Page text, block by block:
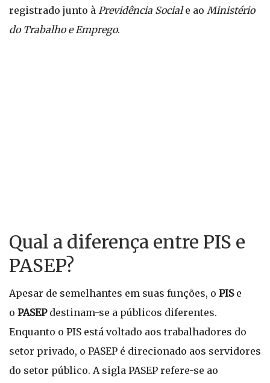
registrado junto à Previdência Sociale ao Ministério
do Trabalho e Emprego.
Qual a diferença entre PIS e
PASEP?
Apesar de semelhantes em suas funções, o PISe
o PASEPdestinam-se a públicos diferentes.
Enquanto o PIS está voltado aos trabalhadores do
setor privado, o PASEP é direcionado aos servidores
do setor público. A sigla PASEP refere-se ao